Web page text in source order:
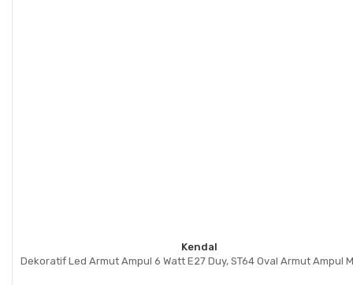
Kendal
Dekoratif Led Armut Ampul 6 Watt E27 Duy, ST64 Oval Armut Ampul